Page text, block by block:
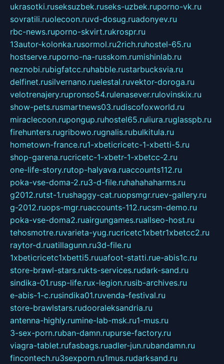
ukrasotki.ruseksuzbek.ruseks-uzbek.ruporno-vk.ru
sovratili.ruolecoon.ruvd-dosug.ruadonyev.ru
rbc-news.ruporno-skvirt.rukrospr.ru
13autor-kolonka.rusormol.ru2rich.ruhostel-65.ru
hostserve.ruporno-na-russkom.rumishinlab.ru
neznobi.rubigfatcc.ruhabble.rustarbucksvia.ru
delfinet.rusilvernano.ruelestal.ruvektor-doroga.ru
velotrenajery.rupronso54.rulenasever.rulovinskix.ru
show-pets.rusmartnews03.rudiscofoxworld.ru
miraclecoon.rupongup.ruhostel65.ruliura.ruglasspb.ru
firehunters.rugribowo.rugnalis.rubulkitula.ru
hometown-france.ru1-xbeticricetc-1-xbetti-5.ru
shop-garena.rucricetc-1-xbetr-1-xbetcc-2.ru
one-life-story.rutop-halyava.ruaccounts112.ru
poka-vse-doma-2.ru3-d-file.ruhahahaharms.ru
g2012.rutst-1.rushaggy-cat.ruopsmgr.ruev-gallery.ru
g-2012.ruops-mgr.ruaccounts-112.rucsm-demo.ru
poka-vse-doma2.ruairgungames.ruallseo-host.ru
tehosmotre.ruvarieta-yug.rucricetc1xbetr1xbetcc2.ru
raytor-d.ruatillagunn.ru3d-file.ru
1xbeticricetc1xbetti5.ruuafoot-statti.rue-abis1c.ru
store-brawl-stars.rukts-services.rudark-sand.ru
sindika-01.rusp-life.rux-legion.rusib-archives.ru
e-abis-1-c.rusindika01.ruvenda-festival.ru
store-brawlstars.rudooraleksandria.ru
antenna-highly.rumine-lab-msk.ru1-mus.ru
3-sex-porn.ruban-damn.rupurse-factory.ru
viagra-tablet.rufasbags.ruadler-jun.rubandamn.ru
fincontech.ru3sexporn.ru1mus.rudarksand.ru